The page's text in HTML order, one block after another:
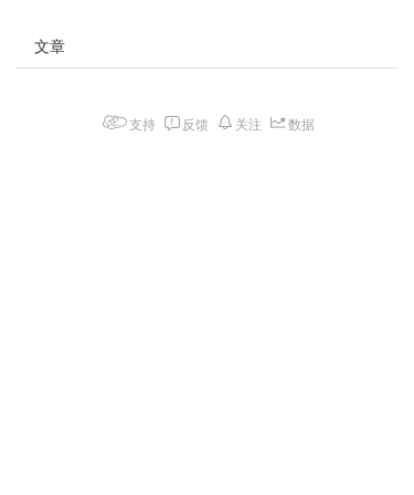
文章
支持 反馈 关注 数据